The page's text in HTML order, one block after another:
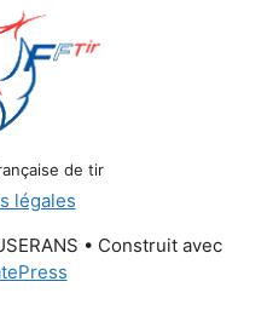
de tir
légales
• Construit avec